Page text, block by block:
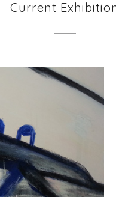
Current